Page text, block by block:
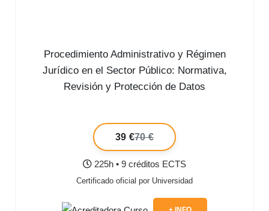
Procedimiento Administrativo y Régimen
Jurídico en el Sector Público: Normativa,
Revisión y Protección de Datos
39 €70 €
225h • 9 créditos ECTS
Certificado oficial por Universidad